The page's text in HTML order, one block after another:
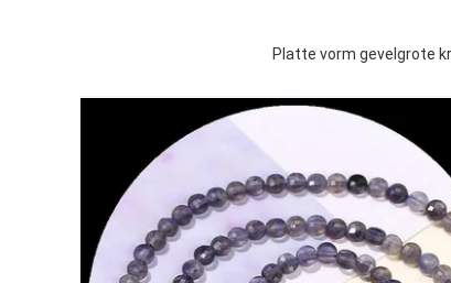
Platte vorm gevelgrote